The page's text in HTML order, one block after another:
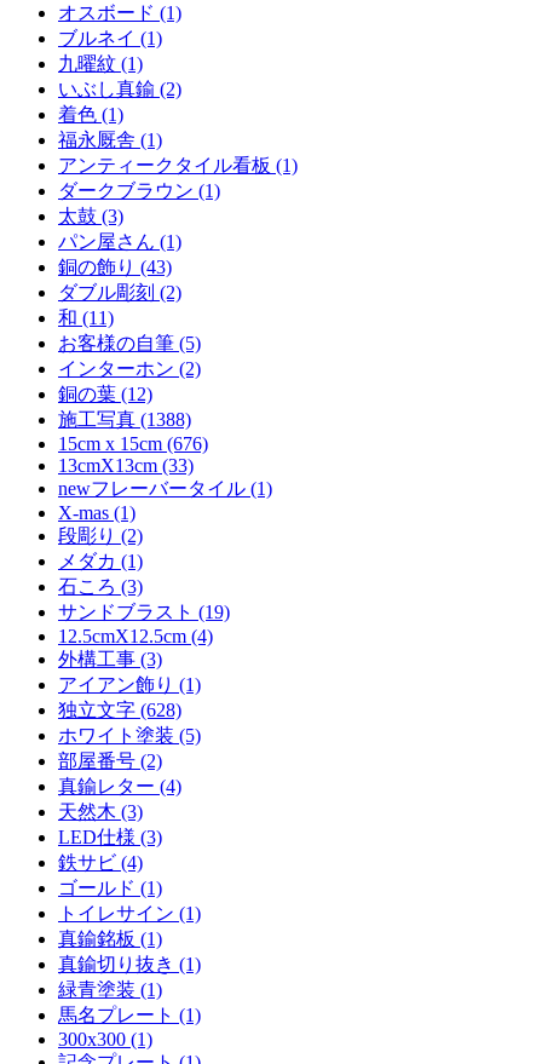
オスボード (1)
ブルネイ (1)
九曜紋 (1)
いぶし真鍮 (2)
着色 (1)
福永厩舎 (1)
アンティークタイル看板 (1)
ダークブラウン (1)
太鼓 (3)
パン屋さん (1)
銅の飾り (43)
ダブル彫刻 (2)
和 (11)
お客様の自筆 (5)
インターホン (2)
銅の葉 (12)
施工写真 (1388)
15cm x 15cm (676)
13cmX13cm (33)
newフレーバータイル (1)
X-mas (1)
段彫り (2)
メダカ (1)
石ころ (3)
サンドブラスト (19)
12.5cmX12.5cm (4)
外構工事 (3)
アイアン飾り (1)
独立文字 (628)
ホワイト塗装 (5)
部屋番号 (2)
真鍮レター (4)
天然木 (3)
LED仕様 (3)
鉄サビ (4)
ゴールド (1)
トイレサイン (1)
真鍮銘板 (1)
真鍮切り抜き (1)
緑青塗装 (1)
馬名プレート (1)
300x300 (1)